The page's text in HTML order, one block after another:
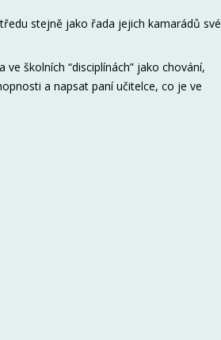
stejně jako řada jejich kamarádů své
školních “disciplínách” jako chování,
a napsat paní učitelce, co je ve